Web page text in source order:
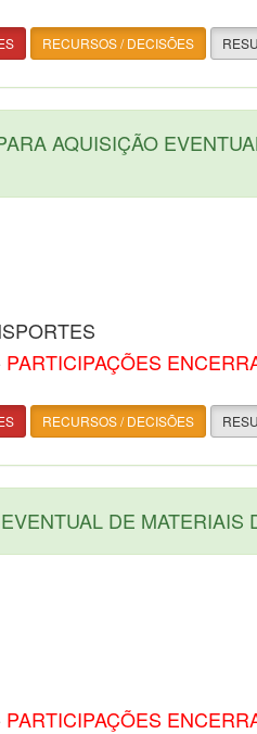
RECURSOS / DECISÕES
AQUISIÇÃO
PARTICIPAÇÕES
RECURSOS / DECISÕES
DE
PARTICIPAÇÕES